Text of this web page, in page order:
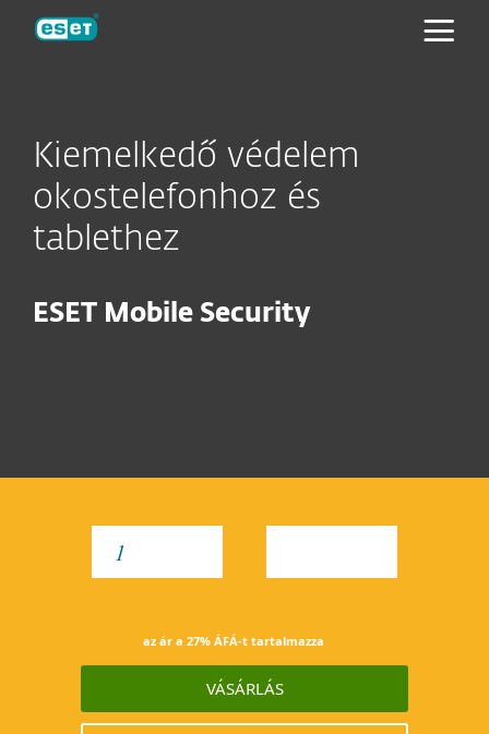
Kiemelkedő védelem
okostelefonhoz és
tablethez
ESET Mobile Security
VÁSÁRLÁS
az ár a 27% ÁFÁ-t tartalmazza
ESET